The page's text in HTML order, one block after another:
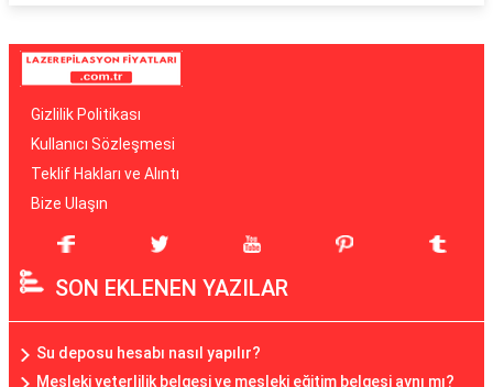
Gizlilik Politikası
Kullanıcı Sözleşmesi
Teklif Hakları ve Alıntı
Bize Ulaşın
SON EKLENEN YAZILAR
Su deposu hesabı nasıl yapılır?
Mesleki yeterlilik belgesi ve mesleki eğitim belgesi aynı mı?